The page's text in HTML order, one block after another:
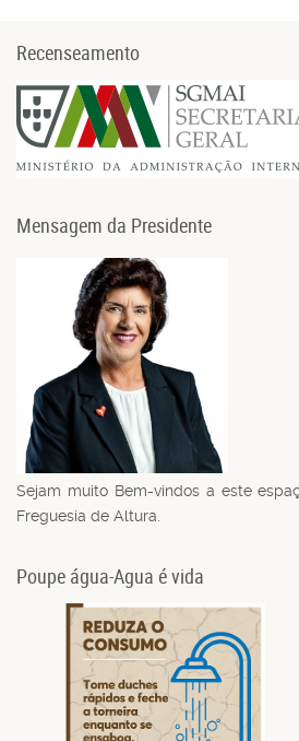
Recenseamento
Mensagem da Presidente
Sejam muito Bem-vindos a este
Freguesia de Altura.
Poupe água-Agua é vida